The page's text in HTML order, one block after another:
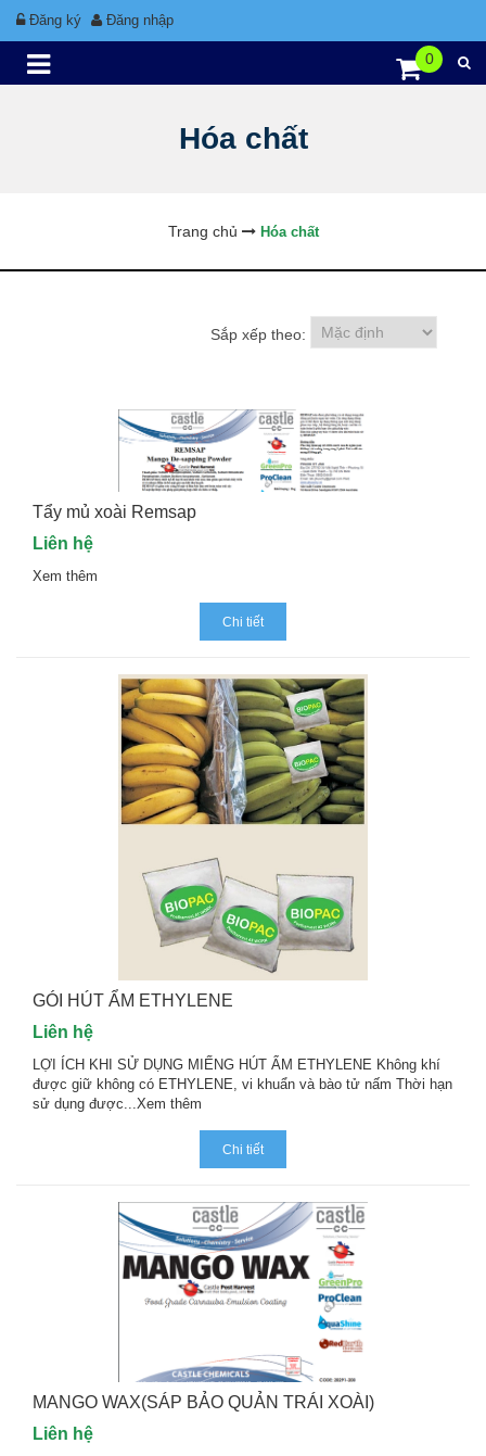
Đăng ký Đăng nhập
0
Hóa chất
Trang chủ Hóa chất
Sắp xếp theo:
Tẩy mủ xoài Remsap
Liên hệ
Xem thêm
Chi tiết
GÓI HÚT ẨM ETHYLENE
Liên hệ
LỢI ÍCH KHI SỬ DỤNG MIẾNG HÚT ẨM ETHYLENE Không khí
được giữ không có ETHYLENE, vi khuẩn và bào tử nấm Thời hạn
sử dụng được... Xem thêm
Chi tiết
MANGO WAX(SÁP BẢO QUẢN TRÁI XOÀI)
Liên hệ